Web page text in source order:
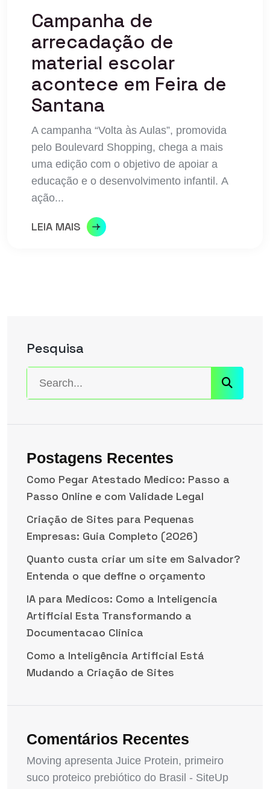
Campanha de
arrecadação de
material escolar
acontece em Feira de
Santana
A campanha “Volta às Aulas”, promovida
pelo Boulevard Shopping, chega a mais
uma edição com o objetivo de apoiar a
educação e o desenvolvimento infantil. A
ação...
LEIA MAIS
Pesquisa
Postagens Recentes
Como Pegar Atestado Medico: Passo a
Passo Online e com Validade Legal
Criação de Sites para Pequenas
Empresas: Guia Completo (2026)
Quanto custa criar um site em Salvador?
Entenda o que define o orçamento
IA para Medicos: Como a Inteligencia
Artificial Esta Transformando a
Documentacao Clinica
Como a Inteligência Artificial Está
Mudando a Criação de Sites
Comentários Recentes
Moving apresenta Juice Protein, primeiro
suco proteico prebiótico do Brasil - SiteUp